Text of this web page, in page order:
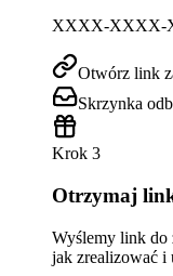
XXXX-XXXX-
Otwórz link
Skrzynka
Krok 3
Otrzymaj
Wyślemy link do
jak zrealizować i